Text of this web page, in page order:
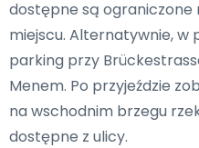
dostępne są ograniczone
miejscu. Alternatywnie, w
parking przy
Menem. Po przyjeździe
na wschodnim brzegu
dostępne z ulicy.​